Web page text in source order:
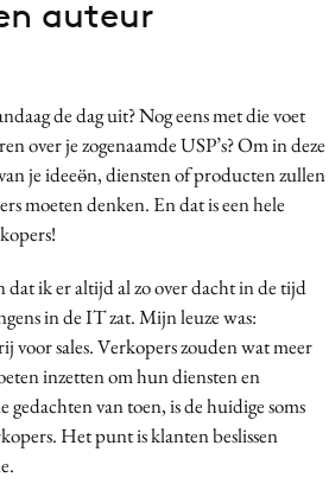
de dag uit? Nog eens met die voet
over je zogenaamde USP’s? Om in deze
je ideeӫn, diensten of producten zullen
moeten denken. En dat is een hele
ik er altijd al zo over dacht in de tijd
in de IT zat. Mijn leuze was:
voor sales. Verkopers zouden wat meer
inzetten om hun diensten en
van toen, is de huidige soms
Het punt is klanten beslissen
auteur